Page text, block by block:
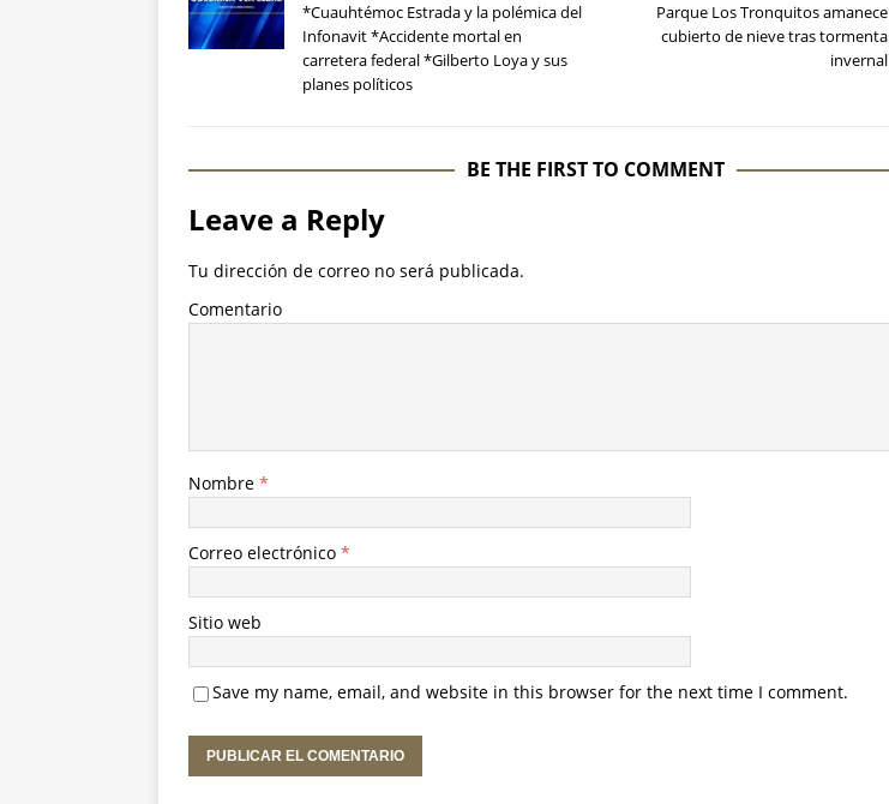
*Cuauhtémoc Estrada y la polémica del
Infonavit *Accidente mortal en
carretera federal *Gilberto Loya y sus
planes políticos
Parque Los Tronquitos amanece
cubierto de nieve tras tormenta
invernal
BE THE FIRST TO COMMENT
Leave a Reply
Tu dirección de correo no será publicada.
Comentario
Nombre *
Correo electrónico *
Sitio web
Save my name, email, and website in this browser for the next time I comment.